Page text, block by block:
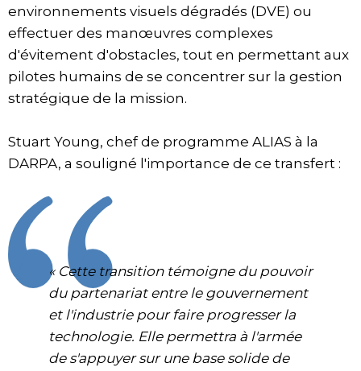
environnements visuels dégradés (DVE) ou
effectuer des manœuvres complexes
d'évitement d'obstacles, tout en permettant aux
pilotes humains de se concentrer sur la gestion
stratégique de la mission.
Stuart Young, chef de programme ALIAS à la
DARPA, a souligné l'importance de ce transfert :
« Cette transition témoigne du pouvoir
du partenariat entre le gouvernement
et l'industrie pour faire progresser la
technologie. Elle permettra à l'armée
de s'appuyer sur une base solide de